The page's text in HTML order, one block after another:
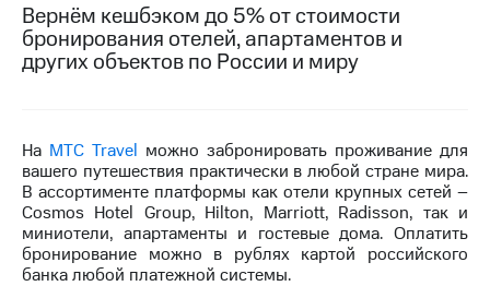
номер
в МТС
Роуминг
Семейная
группа
приложение
Мой
МТС
на связь
Тарифы
RED,
РИИЛ
и МТС
Супер
Вернём кешбэком до 5% от стоимости
бронирования отелей, апартаментов и
других объектов по России и миру
На МТС Travel можно забронировать проживание для
вашего путешествия практически в любой стране мира.
В ассортименте платформы как отели крупных сетей –
Cosmos Hotel Group, Hilton, Marriott, Radisson, так и
миниотели, апартаменты и гостевые дома. Оплатить
бронирование можно в рублях картой российского
банка любой платежной системы.